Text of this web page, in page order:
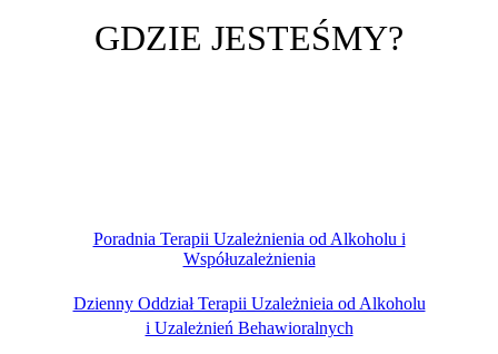
GDZIE JESTEŚMY?
Poradnia Terapii Uzależnienia od Alkoholu i
Współuzależnienia
Dzienny Oddział Terapii Uzależnieia od Alkoholu
i Uzależnień Behawioralnych